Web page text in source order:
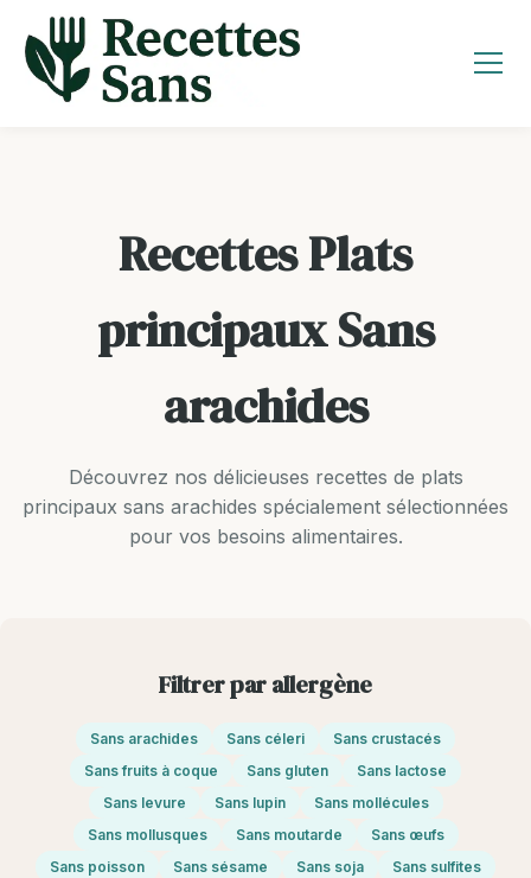
contenu
Recettes Plats
principaux Sans
arachides
Découvrez nos délicieuses recettes de plats
principaux sans arachides spécialement sélectionnées
pour vos besoins alimentaires.
Filtrer par allergène
Sans arachides Sans céleri
Sans crustacés
Sans fruits à coque
Sans gluten
Sans lactose
Sans levure
Sans lupin
Sans mollécules
Sans mollusques
Sans moutarde
Sans œufs
Sans poisson
Sans sésame Sans soja Sans sulfites